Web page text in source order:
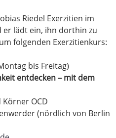
Riedel Exerzitien im
er lädt ein, ihn dorthin zu
folgenden Exerzitienkurs:
bis Freitag)
entdecken – mit dem
OCD
(nördlich von Berlin